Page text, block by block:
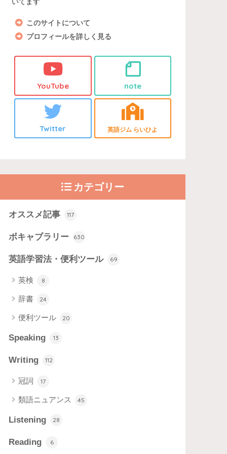
いてます
このサイトについて
プロフィールを詳しく見る
YouTube note
Twitter 英語ジム らいひよ
カテゴリー
オススメ記事 117
ボキャブラリー 630
英語学習法・便利ツール 69
英検 8
辞書 24
便利ツール 20
Speaking 13
Writing 112
冠詞 17
類語ニュアンス 45
Listening 28
Reading 6